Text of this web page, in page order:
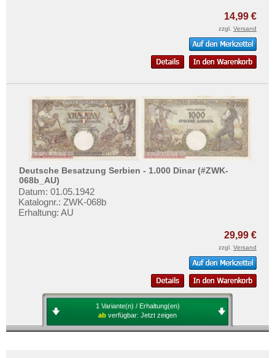
14,99 €
zzgl. Versand
Deutsche Besatzung Serbien - 1.000 Dinar (#ZWK-
068b_AU)
Datum: 01.05.1942
Katalognr.: ZWK-068b
Erhaltung: AU
29,99 €
zzgl. Versand
1 Variante(n) / Erhaltung(en)
ab verfügbar: Jetzt zeigen